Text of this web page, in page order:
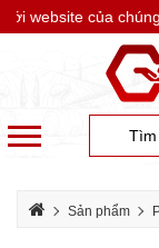
website của chúng
Sản phẩm